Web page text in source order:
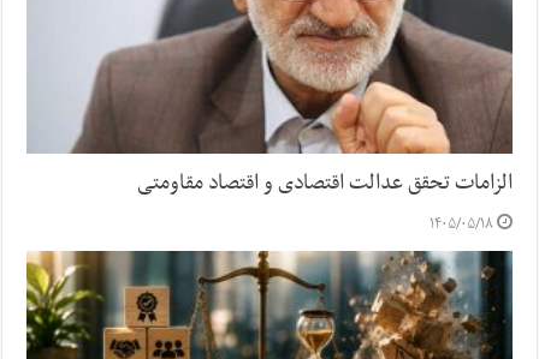
الزامات تحقق عدالت اقتصادی و اقتصاد مقاومتی
۱۴۰۵/۰۵/۱۸